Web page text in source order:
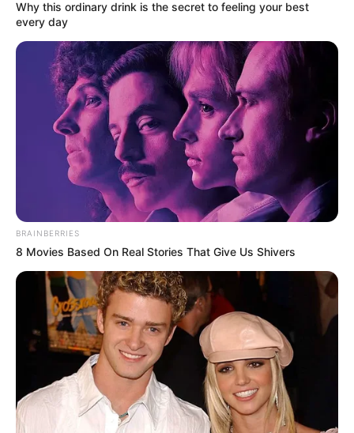
segített.”
Why this ordinary drink is the secret to feeling your best
every day
BRAINBERRIES
8 Movies Based On Real Stories That Give Us Shivers